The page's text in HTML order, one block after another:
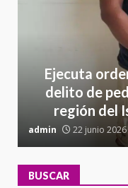
Ejecuta
delito de
región del
admin 22 junio 2026
BUSCAR